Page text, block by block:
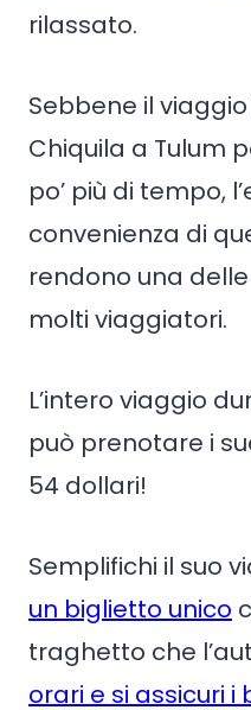
rilassato.
Sebbene il
Chiquila a Tulum
po’ più di tempo,
convenienza di
rendono una
molti viaggiatori.
L’intero viaggio
può prenotare i
54 dollari!
Semplifichi il suo
un biglietto unico
traghetto che
orari e si assicuri i